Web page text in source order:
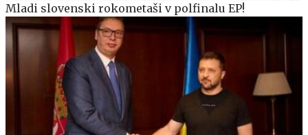
Mladi slovenski rokometaši v polfinalu EP!